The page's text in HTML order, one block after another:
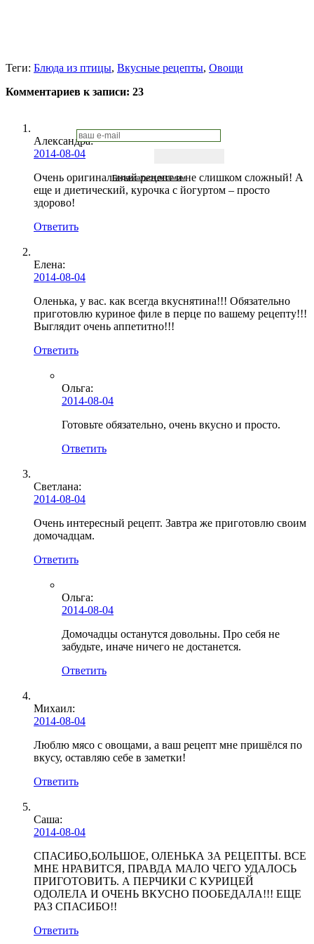
Подписаться письмом
Теги: Блюда из птицы, Вкусные рецепты, Овощи
Комментариев к записи: 23
Александра:
2014-08-04
Очень оригинальный рецепт и не слишком сложный! А
еще и диетический, курочка с йогуртом – просто
здорово!
Ответить
Елена:
2014-08-04
Оленька, у вас. как всегда вкуснятина!!! Обязательно
приготовлю куриное филе в перце по вашему рецепту!!!
Выглядит очень аппетитно!!!
Ответить
Ольга:
2014-08-04
Готовьте обязательно, очень вкусно и просто.
Ответить
Светлана:
2014-08-04
Очень интересный рецепт. Завтра же приготовлю своим
домочадцам.
Ответить
Ольга:
2014-08-04
Домочадцы останутся довольны. Про себя не
забудьте, иначе ничего не достанется.
Ответить
Михаил:
2014-08-04
Люблю мясо с овощами, а ваш рецепт мне пришёлся по
вкусу, оставляю себе в заметки!
Ответить
Саша:
2014-08-04
СПАСИБО,БОЛЬШОЕ, ОЛЕНЬКА ЗА РЕЦЕПТЫ. ВСЕ
МНЕ НРАВИТСЯ, ПРАВДА МАЛО ЧЕГО УДАЛОСЬ
ПРИГОТОВИТЬ. А ПЕРЧИКИ С КУРИЦЕЙ
ОДОЛЕЛА И ОЧЕНЬ ВКУСНО ПООБЕДАЛА!!! ЕЩЕ
РАЗ СПАСИБО!!
Ответить